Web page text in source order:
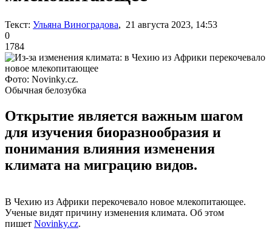
Текст: Ульяна Виноградова, 21 августа 2023, 14:53
0
1784
Фото: Novinky.cz.
Обычная белозубка
Открытие является важным шагом
для изучения биоразнообразия и
понимания влияния изменения
климата на миграцию видов.
В Чехию из Африки перекочевало новое млекопитающее.
Ученые видят причину изменения климата. Об этом
пишет Novinky.cz.